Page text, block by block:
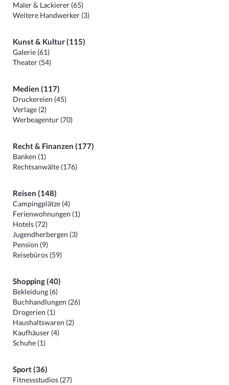
Maler & Lackierer (65)
Weitere Handwerker (3)
Kunst & Kultur (115)
Galerie (61)
Theater (54)
Medien (117)
Druckereien (45)
Verlage (2)
Werbeagentur (70)
Recht & Finanzen (177)
Banken (1)
Rechtsanwälte (176)
Reisen (148)
Campingplätze (4)
Ferienwohnungen (1)
Hotels (72)
Jugendherbergen (3)
Pension (9)
Reisebüros (59)
Shopping (40)
Bekleidung (6)
Buchhandlungen (26)
Drogerien (1)
Haushaltswaren (2)
Kaufhäuser (4)
Schuhe (1)
Sport (36)
Fitnessstudios (27)